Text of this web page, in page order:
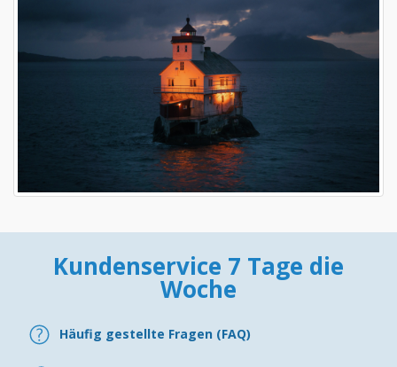
Kundenservice 7 Tage die
Woche
Häufig gestellte Fragen (FAQ)